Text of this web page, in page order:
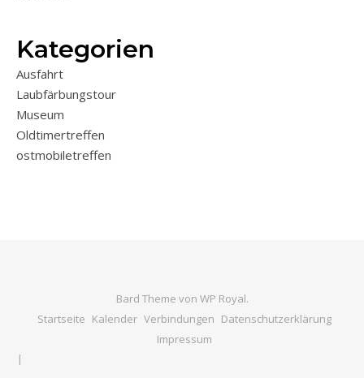
Kategorien
Ausfahrt
Laubfärbungstour
Museum
Oldtimertreffen
ostmobiletreffen
Bard Theme von WP Royal.
Startseite Kalender Verbindungen Datenschutzerklärung
Impressum